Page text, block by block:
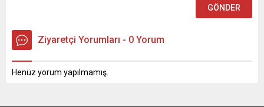
Ziyaretçi Yorumları - 0 Yorum
Henüz yorum yapılmamış.